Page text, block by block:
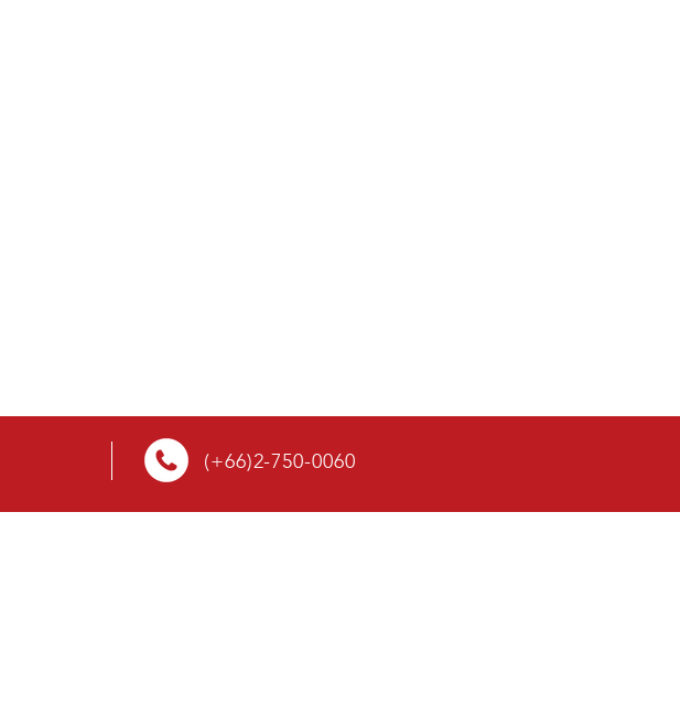
(+66)2-750-0060